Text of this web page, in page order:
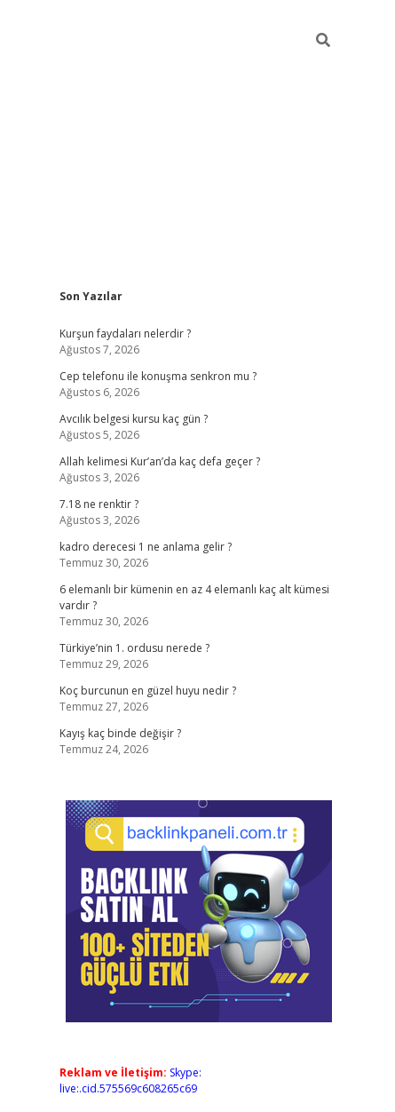
Sidebar
Son Yazılar
Kurşun faydaları nelerdir ?
Ağustos 7, 2026
Cep telefonu ile konuşma senkron mu ?
Ağustos 6, 2026
Avcılık belgesi kursu kaç gün ?
Ağustos 5, 2026
Allah kelimesi Kur’an’da kaç defa geçer ?
Ağustos 3, 2026
7.18 ne renktir ?
Ağustos 3, 2026
kadro derecesi 1 ne anlama gelir ?
Temmuz 30, 2026
6 elemanlı bir kümenin en az 4 elemanlı kaç alt kümesi
vardır ?
Temmuz 30, 2026
Türkiye’nin 1. ordusu nerede ?
Temmuz 29, 2026
Koç burcunun en güzel huyu nedir ?
Temmuz 27, 2026
Kayış kaç binde değişir ?
Temmuz 24, 2026
Reklam ve İletişim: Skype:
live:.cid.575569c608265c69